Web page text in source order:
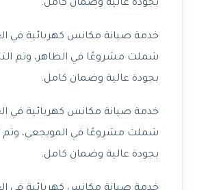
بجودة عالية وضمان كامل.
خدمة صيانة مكانس كهربائية في
شملت مشروعًا في الظاهر، وتم
بجودة عالية وضمان كامل.
خدمة صيانة مكانس كهربائية في
شملت مشروعًا في المويجعي، وتم
بجودة عالية وضمان كامل.